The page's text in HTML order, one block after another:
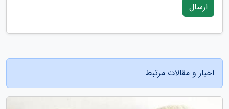
ارسال
اخبار و مقالات مرتبط